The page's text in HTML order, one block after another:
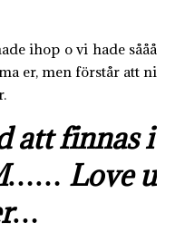
ihop o vi hade sååå
er, men förstår att ni
att finnas i
Love u